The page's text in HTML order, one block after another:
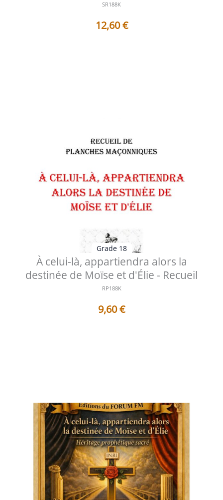
SR188K
12,60€
Grade 18
À celui-là, appartiendra alors la
destinée de Moïse et d'Élie - Recueil
RP188K
9,60€